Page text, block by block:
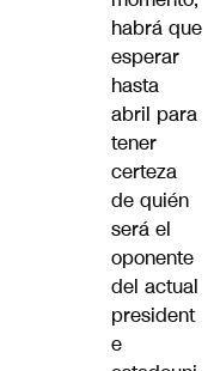
habrá que
esperar
hasta
abril para
tener
certeza
de quién
será el
oponente
del actual
president
e